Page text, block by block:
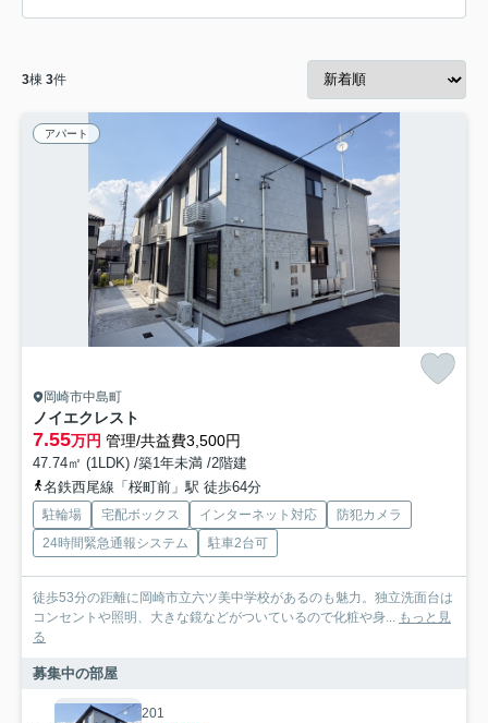
3棟 3件
アパート
岡崎市中島町
ノイエクレスト
7.55万円 管理/共益費3,500円
47.74㎡ (1LDK) /築1年未満 /2階建
名鉄西尾線「桜町前」駅 徒歩64分
駐輪場 宅配ボックス インターネット対応
防犯カメラ
24時間緊急通報システム
駐車2台可
徒歩53分の距離に岡崎市立六ツ美中学校があるのも魅力。独立洗面台は
コンセントや照明、大きな鏡などがついているので化粧や身... もっと見
る
募集中の部屋
201